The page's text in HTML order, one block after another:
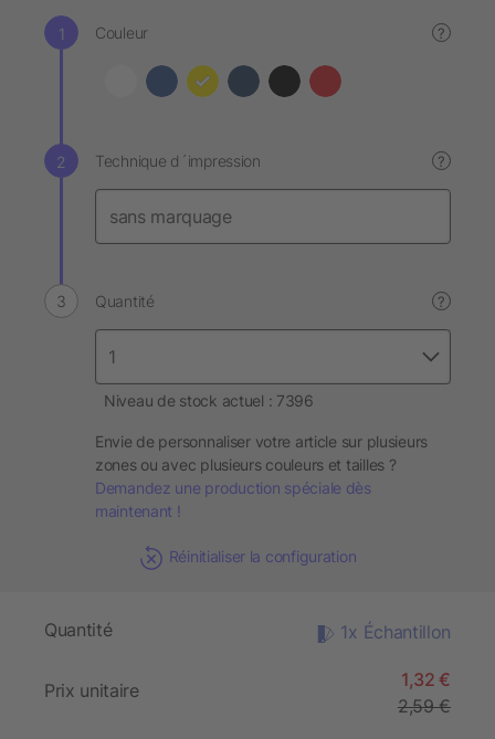
Couleur ?
Technique d´impression ?
Quantité ?
Niveau de stock actuel : 7396
Envie de personnaliser votre article sur plusieurs
zones ou avec plusieurs couleurs et tailles ?
Demandez une production spéciale dès
maintenant !
Réinitialiser la configuration
Quantité 1x Échantillon
Prix unitaire
1,32 €
2,59 €